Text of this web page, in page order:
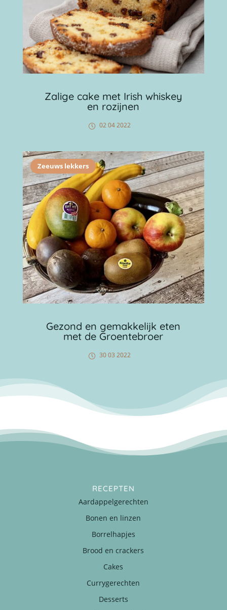
Zalige cake met Irish whiskey
en rozijnen
02 04 2022
Zeeuws lekkers
Gezond en gemakkelijk eten
met de Groentebroer
30 03 2022
RECEPTEN
Aardappelgerechten
Bonen en linzen
Borrelhapjes
Brood en crackers
Cakes
Currygerechten
Desserts